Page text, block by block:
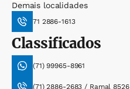
Demais localidades
71 2886-1613
Classificados
(71) 99965-8961
(71) 2886-2683 / Ramal 8526